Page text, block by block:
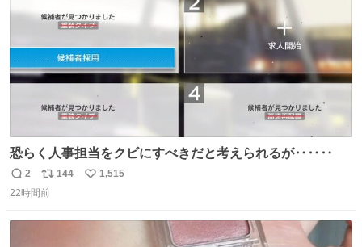
恐らく人事担当をクビにすべきだと考えられるが‥‥‥
返
信
2
リ
ポ
144
い
1,515
22時間前